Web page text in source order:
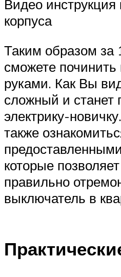
Видео инструкция
корпуса
Таким образом за
сможете
руками. Как Вы
сложный и станет
электрику-
также
которые
правильно
выключатель в